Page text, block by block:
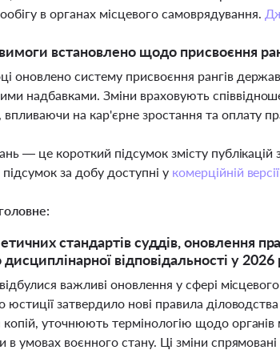
в органах місцевого самоврядування.
вимоги встановлено щодо присвоєння
оновлено систему присвоєння рангів
надбавками. Зміни враховують
впливаючи на кар'єрне зростання та оплату
— це короткий підсумок змісту
за добу доступні у комерційній
етичних стандартів суддів, оновлення
відповідальності у 2026
важливі оновлення у сфері
юстиції затвердило нові правила
уточнюють термінологію щодо
в умовах воєнного стану. Ці зміни